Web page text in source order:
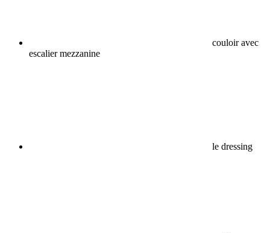
couloir avec
escalier mezzanine
le dressing